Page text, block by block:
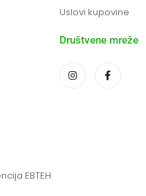
Uslovi kupovine
Društvene mreže
EBTEH